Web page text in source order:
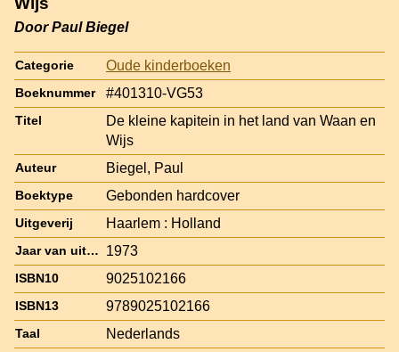
Door Paul Biegel
Categorie Oude kinderboeken
Boeknummer #401310-VG53
Titel
De kleine kapitein in het land van Waan en
Wijs
Auteur Biegel, Paul
Boektype Gebonden hardcover
Uitgeverij Haarlem : Holland
Jaar van uitgave 1973
ISBN10 9025102166
ISBN13 9789025102166
Taal Nederlands